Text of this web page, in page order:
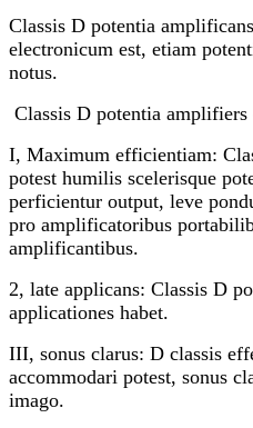
Classis D potentia
electronicum est, etiam
notus.
Classis D potentia amplifiers
I, Maximum efficientiam:
potest humilis scelerisque
perficientur output, leve
pro amplificatoribus
amplificantibus.
2, late applicans: Classis D
applicationes habet.
III, sonus clarus: D classis
accommodari potest, sonus
imago.